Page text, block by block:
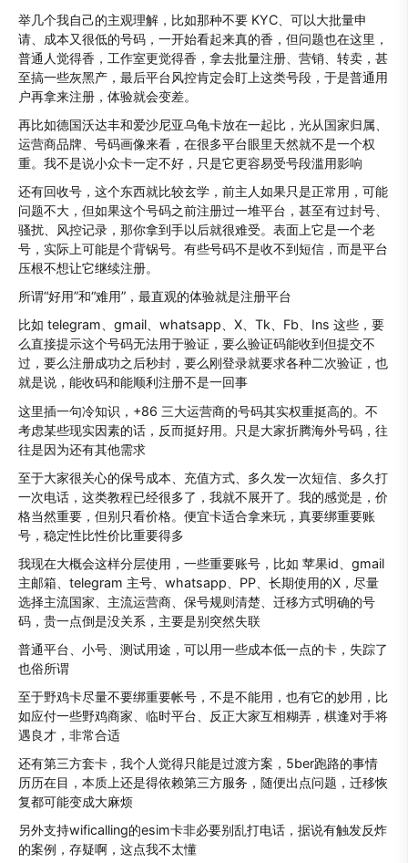
举几个我自己的主观理解，比如那种不要 KYC、可以大批量申
请、成本又很低的号码，一开始看起来真的香，但问题也在这里，
普通人觉得香，工作室更觉得香，拿去批量注册、营销、转卖，甚
至搞一些灰黑产，最后平台风控肯定会盯上这类号段，于是普通用
户再拿来注册，体验就会变差。
再比如德国沃达丰和爱沙尼亚乌龟卡放在一起比，光从国家归属、
运营商品牌、号码画像来看，在很多平台眼里天然就不是一个权
重。我不是说小众卡一定不好，只是它更容易受号段滥用影响
还有回收号，这个东西就比较玄学，前主人如果只是正常用，可能
问题不大，但如果这个号码之前注册过一堆平台，甚至有过封号、
骚扰、风控记录，那你拿到手以后就很难受。表面上它是一个老
号，实际上可能是个背锅号。有些号码不是收不到短信，而是平台
压根不想让它继续注册。
所谓“好用”和“难用”，最直观的体验就是注册平台
比如 telegram、gmail、whatsapp、X、Tk、Fb、Ins 这些，要
么直接提示这个号码无法用于验证，要么验证码能收到但提交不
过，要么注册成功之后秒封，要么刚登录就要求各种二次验证，也
就是说，能收码和能顺利注册不是一回事
这里插一句冷知识，+86 三大运营商的号码其实权重挺高的。不
考虑某些现实因素的话，反而挺好用。只是大家折腾海外号码，往
往是因为还有其他需求
至于大家很关心的保号成本、充值方式、多久发一次短信、多久打
一次电话，这类教程已经很多了，我就不展开了。我的感觉是，价
格当然重要，但别只看价格。便宜卡适合拿来玩，真要绑重要账
号，稳定性比性价比重要得多
我现在大概会这样分层使用，一些重要账号，比如 苹果id、gmail
主邮箱、telegram 主号、whatsapp、PP、长期使用的X，尽量
选择主流国家、主流运营商、保号规则清楚、迁移方式明确的号
码，贵一点倒是没关系，主要是别突然失联
普通平台、小号、测试用途，可以用一些成本低一点的卡，失踪了
也俗所谓
至于野鸡卡尽量不要绑重要帐号，不是不能用，也有它的妙用，比
如应付一些野鸡商家、临时平台、反正大家互相糊弄，棋逢对手将
遇良才，非常合适
还有第三方套卡，我个人觉得只能是过渡方案，5ber跑路的事情
历历在目，本质上还是得依赖第三方服务，随便出点问题，迁移恢
复都可能变成大麻烦
另外支持wificalling的esim卡非必要别乱打电话，据说有触发反炸
的案例，存疑啊，这点我不太懂